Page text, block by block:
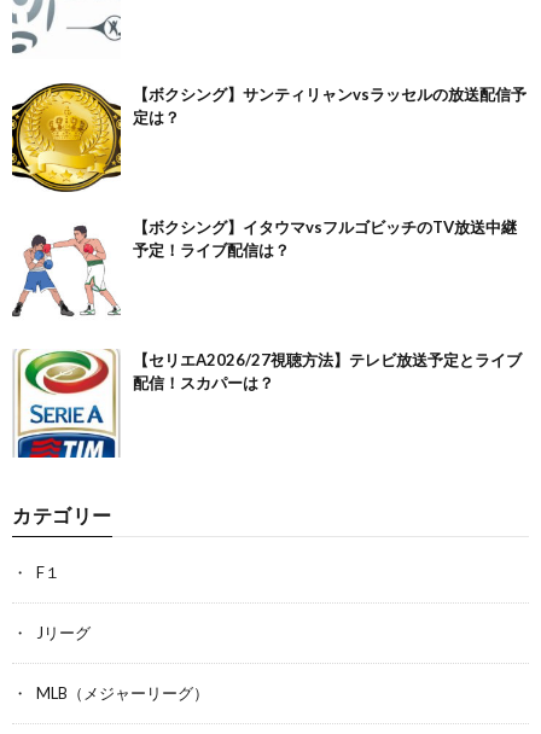
【ボクシング】サンティリャンvsラッセルの放送配信予
定は？
【ボクシング】イタウマvsフルゴビッチのTV放送中継
予定！ライブ配信は？
【セリエA2026/27視聴方法】テレビ放送予定とライブ
配信！スカパーは？
カテゴリー
F１
Jリーグ
MLB（メジャーリーグ）